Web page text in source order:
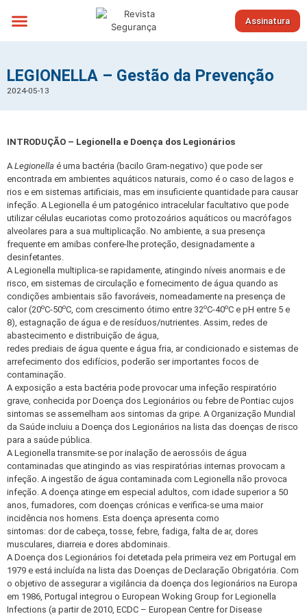
Assinatura
LEGIONELLA – Gestão da Prevenção
2024-05-13
INTRODUÇÃO – Legionella e Doença dos Legionários
ALegionella é uma bactéria (bacilo Gram-negativo) que pode ser
encontrada em ambientes aquáticos naturais, como é o caso de lagos e
rios e em sistemas artificiais, mas em insuficiente quantidade para causar
infeção. A Legionella é um patogénico intracelular facultativo que pode
utilizar células eucariotas como protozoários aquáticos ou macrófagos
alveolares para a sua multiplicação. No ambiente, a sua presença
frequente em amibas confere-lhe proteção, designadamente a
desinfetantes.
A Legionella multiplica-se rapidamente, atingindo níveis anormais e de
risco, em sistemas de circulação e fornecimento de água quando as
condições ambientais são favoráveis, nomeadamente na presença de
calor (20oC-50oC, com crescimento ótimo entre 32oC-40oC e pH entre 5 e
8), estagnação de água e de resíduos/nutrientes. Assim, redes de
abastecimento e distribuição de água,
redes prediais de água quente e água fria, ar condicionado e sistemas de
arrefecimento dos edifícios, poderão ser importantes focos de
contaminação.
A exposição a esta bactéria pode provocar uma infeção respiratório
grave, conhecida por Doença dos Legionários ou febre de Pontiac cujos
sintomas se assemelham aos sintomas da gripe. A Organização Mundial
da Saúde incluiu a Doença dos Legionários na lista das doenças de risco
para a saúde pública.
A Legionella transmite-se por inalação de aerossóis de água
contaminadas que atingindo as vias respiratórias internas provocam a
infeção. A ingestão de água contaminada com Legionella não provoca
infeção. A doença atinge em especial adultos, com idade superior a 50
anos, fumadores, com doenças crónicas e verifica-se uma maior
incidência nos homens. Esta doença apresenta como
sintomas: dor de cabeça, tosse, febre, fadiga, falta de ar, dores
musculares, diarreia e dores abdominais.
A Doença dos Legionários foi detetada pela primeira vez em Portugal em
1979 e está incluída na lista das Doenças de Declaração Obrigatória. Com
o objetivo de assegurar a vigilância da doença dos legionários na Europa
em 1986, Portugal integrou o European Woking Group for Legionella
Infections (a partir de 2010, ECDC – European Centre for Disease